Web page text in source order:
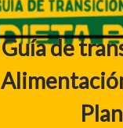
Guía de